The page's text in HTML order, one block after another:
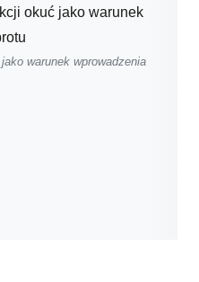
warunek wprowadzenia